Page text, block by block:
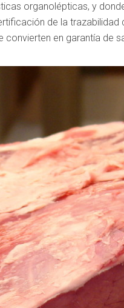
organolépticas, y
de la
convierten en garantía de